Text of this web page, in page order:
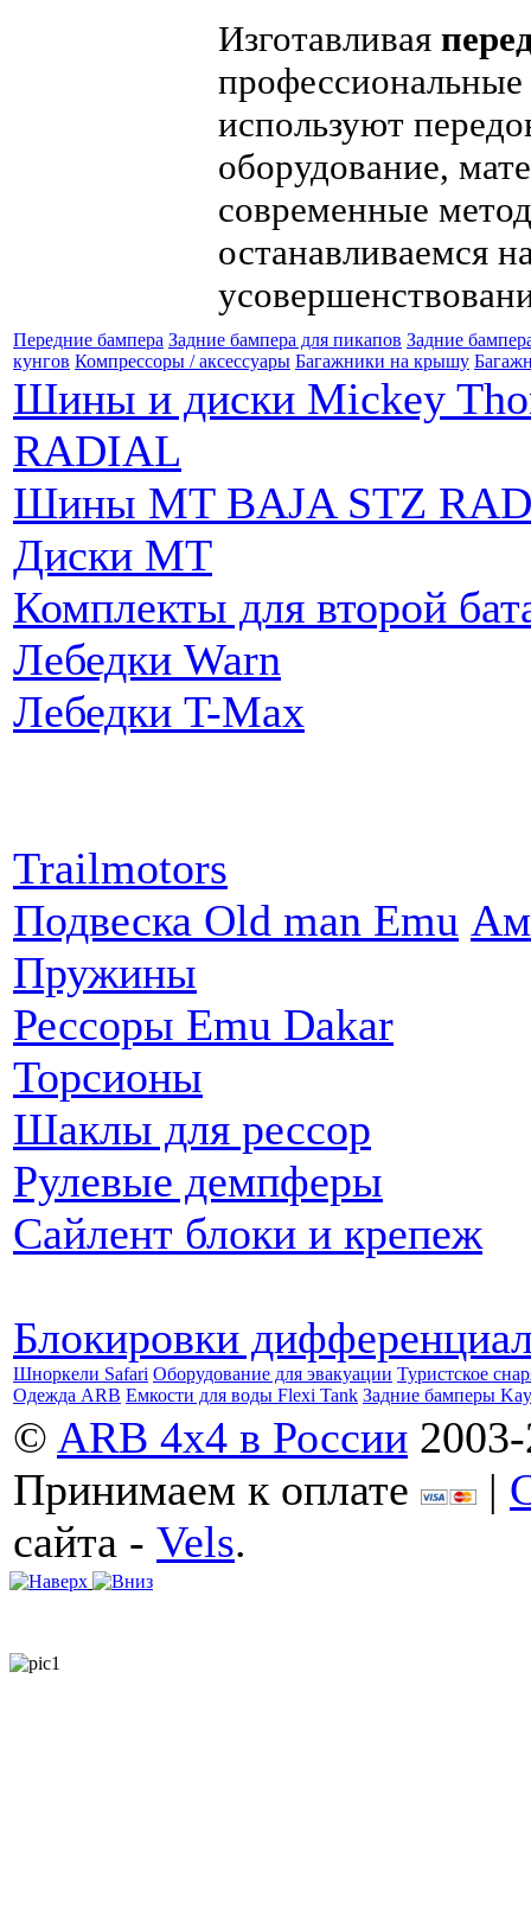
Изготавливая
используют
оборудование,
современные
останавливаемся
Передние бампера Задние бампера для пикапов Задние
кунгов Компрессоры / аксессуары Багажники на крышу
Шины и диски Mickey
RADIAL
Шины MT BAJA STZ
Диски MT
Комплекты для второй
Лебедки Warn
Лебедки T-Max
Trailmotors
Подвеска Old man Emu
Пружины
Рессоры Emu Dakar
Торсионы
Шаклы для рессор
Рулевые демпферы
Сайлент блоки и крепеж
Блокировки
Шноркели Safari Оборудование для эвакуации Туристское
Одежда ARB Емкости для воды Flexi Tank Задние бамперы
© ARB 4x4 в России
Принимаем к оплате
|
сайта - Vels.